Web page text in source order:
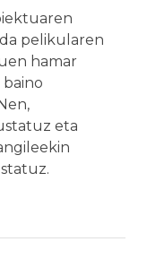
pelikularen
hamar
eta